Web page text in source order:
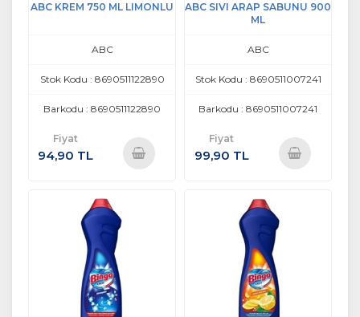
ABC KREM 750 ML LIMONLU
ABC
Stok Kodu : 8690511122890
Barkodu : 8690511122890
Fiyat
94,90 TL
ABC SIVI ARAP SABUNU 900
ML
ABC
Stok Kodu : 8690511007241
Barkodu : 8690511007241
Fiyat
99,90 TL